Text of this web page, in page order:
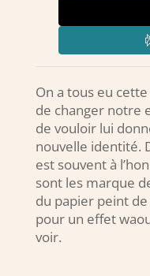
On a tous eu
de changer notre
de vouloir lui
nouvelle identité.
est souvent à
sont les marque
du papier peint
pour un effet
voir.